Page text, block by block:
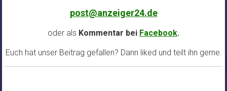
post@anzeiger24.de
oder als Kommentar bei Facebook.
Euch hat unser Beitrag gefallen? Dann liked und teilt ihn gerne.